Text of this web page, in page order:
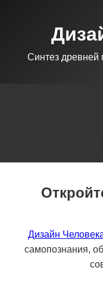
Синтез древней
Дизайн
самопознания,